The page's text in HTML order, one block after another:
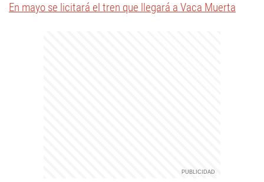
En mayo se licitará el tren que llegará a Vaca Muerta